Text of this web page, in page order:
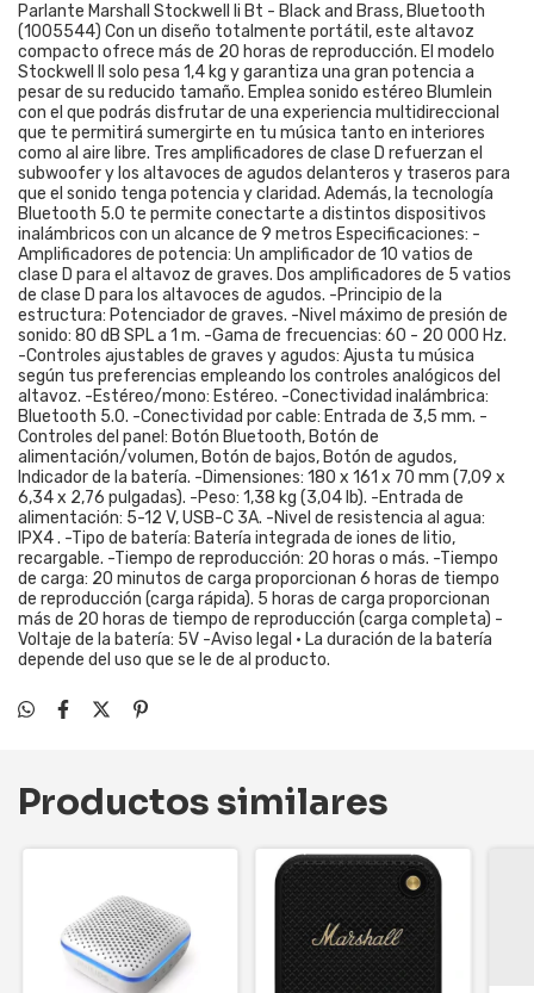
Parlante Marshall Stockwell Ii Bt - Black and Brass, Bluetooth
(1005544) Con un diseño totalmente portátil, este altavoz
compacto ofrece más de 20 horas de reproducción. El modelo
Stockwell II solo pesa 1,4 kg y garantiza una gran potencia a
pesar de su reducido tamaño. Emplea sonido estéreo Blumlein
con el que podrás disfrutar de una experiencia multidireccional
que te permitirá sumergirte en tu música tanto en interiores
como al aire libre. Tres amplificadores de clase D refuerzan el
subwoofer y los altavoces de agudos delanteros y traseros para
que el sonido tenga potencia y claridad. Además, la tecnología
Bluetooth 5.0 te permite conectarte a distintos dispositivos
inalámbricos con un alcance de 9 metros Especificaciones: -
Amplificadores de potencia: Un amplificador de 10 vatios de
clase D para el altavoz de graves. Dos amplificadores de 5 vatios
de clase D para los altavoces de agudos. -Principio de la
estructura: Potenciador de graves. -Nivel máximo de presión de
sonido: 80 dB SPL a 1 m. -Gama de frecuencias: 60 - 20 000 Hz.
-Controles ajustables de graves y agudos: Ajusta tu música
según tus preferencias empleando los controles analógicos del
altavoz. -Estéreo/mono: Estéreo. -Conectividad inalámbrica:
Bluetooth 5.0. -Conectividad por cable: Entrada de 3,5 mm. -
Controles del panel: Botón Bluetooth, Botón de
alimentación/volumen, Botón de bajos, Botón de agudos,
Indicador de la batería. -Dimensiones: 180 x 161 x 70 mm (7,09 x
6,34 x 2,76 pulgadas). -Peso: 1,38 kg (3,04 lb). -Entrada de
alimentación: 5-12 V, USB-C 3A. -Nivel de resistencia al agua:
IPX4 . -Tipo de batería: Batería integrada de iones de litio,
recargable. -Tiempo de reproducción: 20 horas o más. -Tiempo
de carga: 20 minutos de carga proporcionan 6 horas de tiempo
de reproducción (carga rápida). 5 horas de carga proporcionan
más de 20 horas de tiempo de reproducción (carga completa) -
Voltaje de la batería: 5V -Aviso legal • La duración de la batería
depende del uso que se le de al producto.
Productos similares